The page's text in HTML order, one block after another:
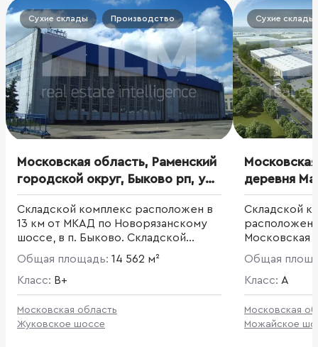
Сухие склады Производство
Московская область, Раменский
городской округ, Быково рп, ул.
Аэропортовская, 14к24
Cкладской комплекс расположен в
13 км от МКАД по Новорязанскому
шоссе, в п. Быково. Складской
комплекс состоит из нескольких
корпусов,
Общая площадь: 14 562 м²
Класс: B+
Московская область
Жуковское шоссе
Сухие склады
деревня
Высокие
Складской
Московская
деревня
Общая
Класс: A
Московская
Можайское